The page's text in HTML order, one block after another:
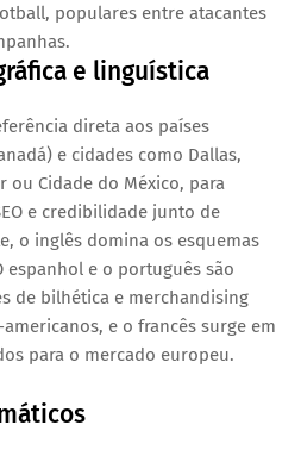
populares entre atacantes
e linguística
direta aos países
e cidades como Dallas,
ou Cidade do México, para
e credibilidade junto de
o inglês domina os esquemas
espanhol e o português são
de bilhética e merchandising
e o francês surge em
para o mercado europeu.